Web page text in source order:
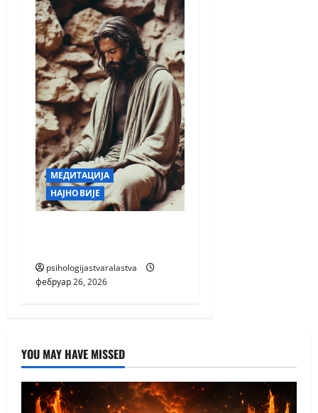
МЕДИТАЦИЈА
НАЈНОВИЈЕ
psihologijastvaralastva
фебруар 26, 2026
YOU MAY HAVE MISSED